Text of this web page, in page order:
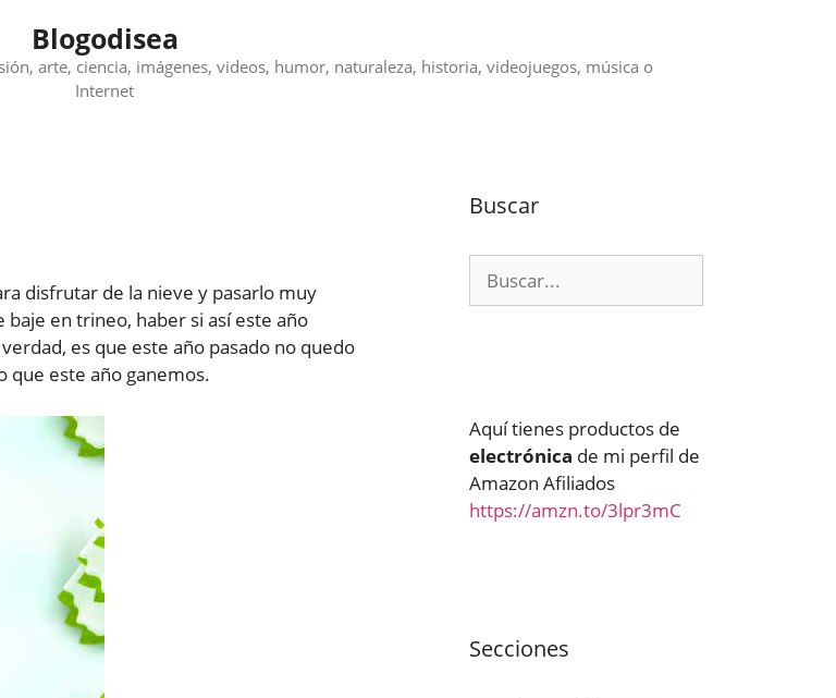
Blogodisea
arte, ciencia, imágenes, videos, humor, naturaleza, historia, videojuegos, música o
Internet
disfrutar de la nieve y pasarlo muy
en trineo, haber si así este año
es que este año pasado no quedo
que este año ganemos.
Buscar
Aquí tienes productos de
electrónica de mi perfil de
Amazon Afiliados
https://amzn.to/3lpr3mC
Secciones